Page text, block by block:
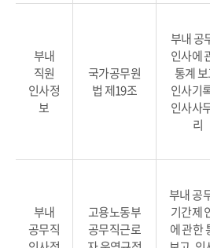
부내
직원
인사정
보
국가공무원
법 제19조
부내 공
인사에
통계
인사기
인사사
리
부내
공무직
고용노동부
공무직근로
부내 공
기간제
에 관한